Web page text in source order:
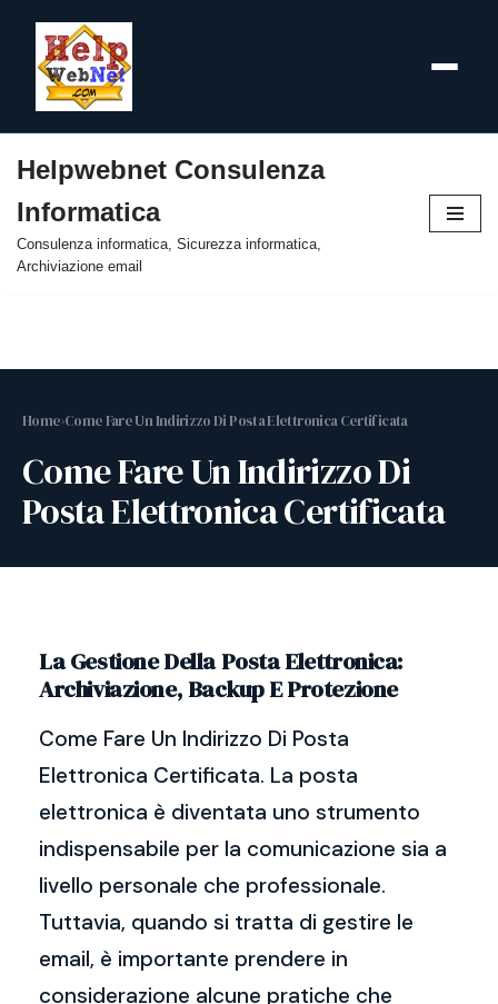
al
contenuto
Helpwebnet Consulenza
Informatica
Consulenza informatica, Sicurezza informatica,
Archiviazione email
Home›Come Fare Un Indirizzo Di Posta Elettronica Certificata
Come Fare Un Indirizzo Di
Posta Elettronica Certificata
La Gestione Della Posta Elettronica:
Archiviazione, Backup E Protezione
Come Fare Un Indirizzo Di Posta
Elettronica Certificata. La posta
elettronica è diventata uno strumento
indispensabile per la comunicazione sia a
livello personale che professionale.
Tuttavia, quando si tratta di gestire le
email, è importante prendere in
considerazione alcune pratiche che